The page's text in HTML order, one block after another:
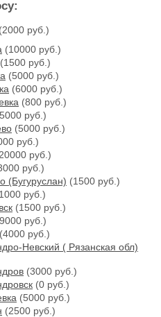
(2000 руб.)
(10000 руб.)
(1500 руб.)
(5000 руб.)
(6000 руб.)
(800 руб.)
руб.)
(5000 руб.)
руб.)
руб.)
руб.)
(Бугуруслан) (1500 руб.)
руб.)
(1500 руб.)
руб.)
(4000 руб.)
Невский ( Рязанская обл)
(3000 руб.)
(0 руб.)
(5000 руб.)
(2500 руб.)